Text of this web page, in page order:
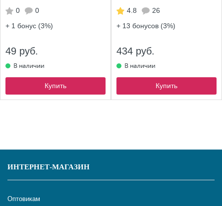
0
0
+ 1 бонус (3%)
49 руб.
Купить
4.8
26
+ 13 бонусов (3%)
434 руб.
Купить
ИНТЕРНЕТ-МАГАЗИН
Оптовикам